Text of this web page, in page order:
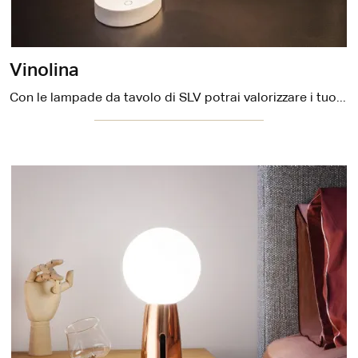
Vinolina
Con le lampade da tavolo di SLV potrai valorizzare i tuoi spazi: clicca e scopri l'Illuminazione moderna Vinolina!